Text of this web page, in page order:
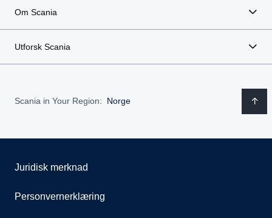
Om Scania
Utforsk Scania
Scania in Your Region: Norge
Juridisk merknad
Personvernerklæring